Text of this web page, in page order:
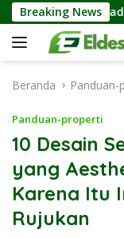
Langsung
ke
konten
Breaking News
Indonesia hingga
Beranda Panduan-
Panduan-properti
10 Desain
yang
Karena Itu
Rujukan